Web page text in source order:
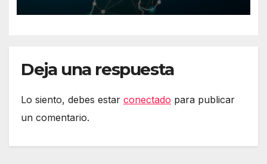
Deja una respuesta
Lo siento, debes estar conectado para publicar
un comentario.